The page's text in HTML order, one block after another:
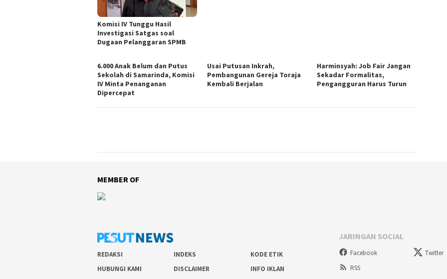
Komisi IV Tunggu Hasil
Investigasi Satgas soal
Dugaan Pelanggaran SPMB
6.000 Anak Belum dan Putus
Sekolah di Samarinda, Komisi
IV Minta Penanganan
Dipercepat
Usai Putusan Inkrah,
Pembangunan Gereja Toraja
Kembali Berjalan
Harminsyah: Job Fair Jangan
Sekadar Formalitas,
Pengangguran Harus Turun
MEMBER OF
REDAKSI INDEKS
KODE ETIK
HUBUNGI KAMI
DISCLAIMER INFO IKLAN
JARINGAN SOCIAL
Facebook Twitter
RSS